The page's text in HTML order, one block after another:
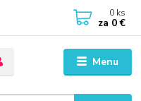
Menu
0 ks
za 0 €